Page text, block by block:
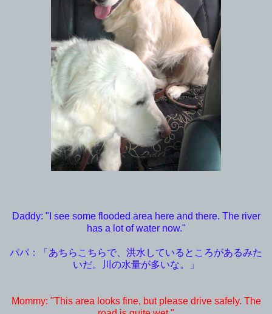
Daddy: "I see some flooded area here and there. The river
has a lot of water now."
パパ：「あちらこちらで、洪水しているところがあるみた
いだ。川の水量が多いな。」
Mommy: "This area looks fine, but please drive safely. The